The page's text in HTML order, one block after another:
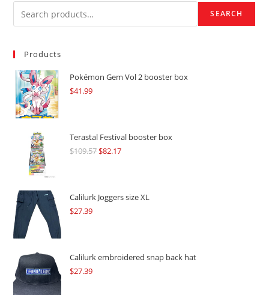
SEARCH
Products
Pokémon Gem Vol 2 booster box
$41.99
Terastal Festival booster box
$109.57Original
$109.57.
$82.17Current
$82.17.
Calilurk Joggers size XL
$27.39
Calilurk embroidered snap back hat
$27.39